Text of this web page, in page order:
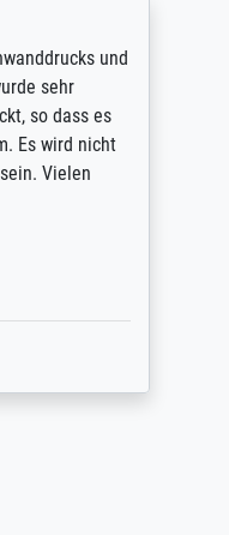
und
sehr
so dass es
Es wird nicht
Vielen